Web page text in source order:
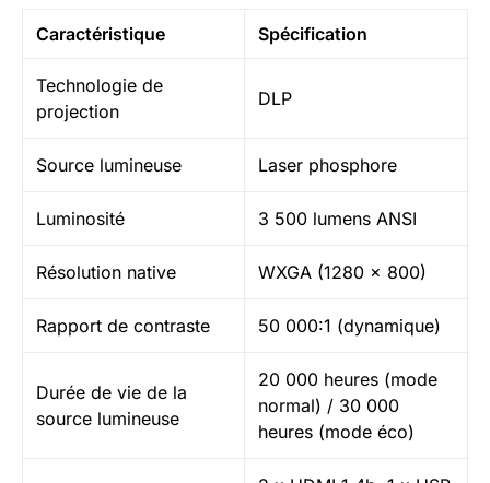
Caractéristique Spécification
Technologie de
projection
DLP
Source lumineuse Laser phosphore
Luminosité 3 500 lumens ANSI
Résolution native WXGA (1280 x 800)
Rapport de contraste 50 000:1 (dynamique)
Durée de vie de la
source lumineuse
20 000 heures (mode
normal) / 30 000
heures (mode éco)